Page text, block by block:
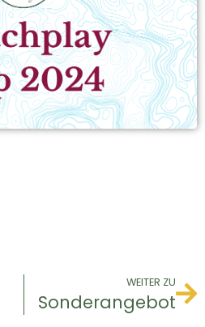
WEITER ZU
Sonderangebot